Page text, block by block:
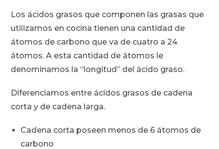
Los ácidos grasos que componen las grasas que
utilizamos en cocina tienen una cantidad de
átomos de carbono que va de cuatro a 24
átomos. A esta cantidad de átomos le
denominamos la “longitud” del ácido graso.
Diferenciamos entre ácidos grasos de cadena
corta y de cadena larga.
Cadena corta poseen menos de 6 átomos de
carbono